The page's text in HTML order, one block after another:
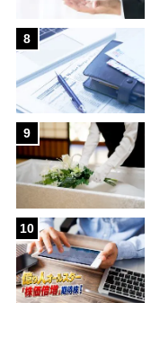
8
9
10